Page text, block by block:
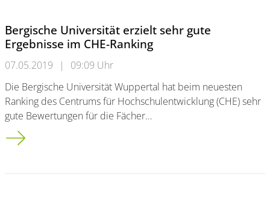
Bergische Universität erzielt sehr gute
Ergebnisse im CHE-Ranking
07.05.2019 |
09:09 Uhr
Die Bergische Universität Wuppertal hat beim neuesten
Ranking des Centrums für Hochschulentwicklung (CHE) sehr
gute Bewertungen für die Fächer…
Bergische Universität erzielt sehr gute Ergebnisse im CHE-